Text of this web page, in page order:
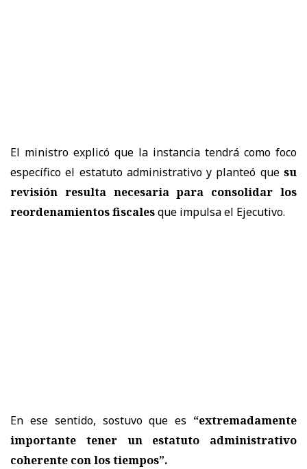
El ministro explicó que la instancia tendrá como foco
específico el estatuto administrativo y planteó que su
revisión resulta necesaria para consolidar los
reordenamientos fiscalesque impulsa el Ejecutivo.
En ese sentido, sostuvo que es “extremadamente
importante tener un estatuto administrativo
coherente con los tiempos”.